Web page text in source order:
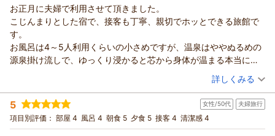
初めて伺いましたがとても素敵なお宿でした
お世話になりましてありがとうございました
鹿教湯温泉 くつろぎの宿 黒岩旅館からの返信
hanahana様
この度は、ご利用いただき、誠にありがとうございます。
ゆっくりお過ごしいただけた様子を伺い、とても嬉しく思って
おります。
お食事につきまして、器や味付け、空間まで丁寧に感じ取って
くださり、ありがとうございます。
「また食べに行きたい」と思っていただけたことは、私たちも
とても嬉しく何よりの励みになります。
これからも、ほっと寛いでいただける宿でいられるよう努めて
お正月に夫婦で利用させて頂きました。
こじんまりとした宿で、接客も丁寧、親切でホッとできる旅館で
す。
お風呂は4～5人利用くらいの小さめですが、温泉はややぬるめの
源泉掛け流しで、ゆっくり浸かると芯から身体が温まる本当に心
一番びっくりしたのは食事です。高級料亭や割烹を超えるレベル
で素材と出汁の旨みを大切にした、工夫を凝らしたお料理で大満
足でした。この料理のために足を運ぶお客様も多いと思います。
私たちもファンになりました。
（投稿日：2026/01/04）
宿泊時期： 2026年01月宿泊 (夫婦旅行)
投稿者： デブちんさん
宿泊プラン： 年末年始【くつろぎの基本プラン】鹿教湯温泉で山の恵みを堪
能 ＜じゃらん限定＞_
和室 朝・夕
詳しくみる
5 女性/50代 夫婦旅行
項目別評価： 部屋 4 風呂 4 朝食 5 夕食 5 接客 4 清潔感 4